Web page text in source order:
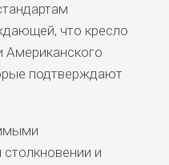
что кресло
Американского
подтверждают
и